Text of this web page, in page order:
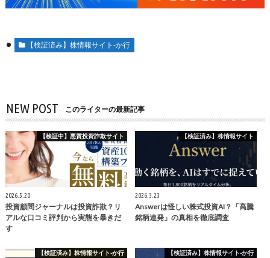
【検証済み】株情報サイト-か行
NEW POST このライターの最新記事
【検証中】悪質投資詐欺サイト
2026.5.20
投資顧問ジャーナルは投資詐欺？リ
アルな口コミ評判から実態を暴きだ
す
【検証済み】株情報サイト
2026.3.23
Answerは怪しい株式投資AI？「高騰
銘柄連発」の真相を徹底調査
【検証済み】株情報サイト-か行 【検証済み】株情報サイト-か行